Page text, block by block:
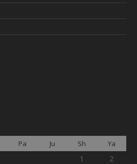
Pa Ju Sh Ya
1
2